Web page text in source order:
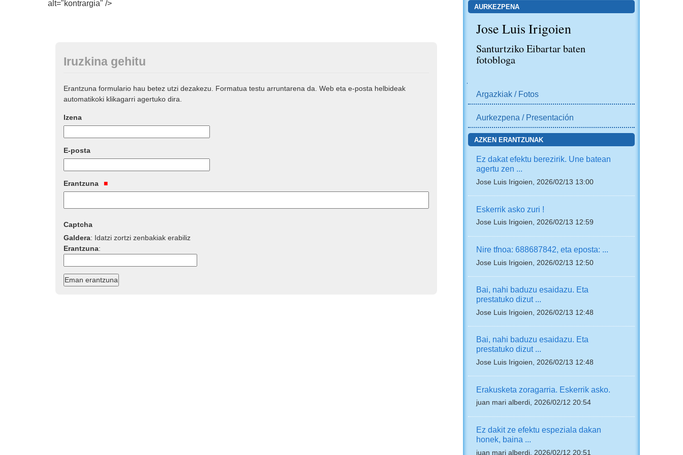
alt="kontrargia" />
Iruzkina gehitu
Erantzuna formulario hau betez utzi dezakezu. Formatua testu arruntarena da. Web eta e-posta helbideak
automatikoki klikagarri agertuko dira.
Izena
E-posta
Erantzuna
Captcha
Galdera: Idatzi zortzi zenbakiak erabiliz
Erantzuna:
AURKEZPENA
Jose Luis Irigoien
Santurtziko Eibartar baten
fotobloga
Argazkiak / Fotos
Aurkezpena / Presentación
AZKEN ERANTZUNAK
Ez dakat efektu berezirik. Une batean
agertu zen ...
Jose Luis Irigoien, 2026/02/13 13:00
Eskerrik asko zuri !
Jose Luis Irigoien, 2026/02/13 12:59
Nire tfnoa: 688687842, eta eposta: ...
Jose Luis Irigoien, 2026/02/13 12:50
Bai, nahi baduzu esaidazu. Eta
prestatuko dizut ...
Jose Luis Irigoien, 2026/02/13 12:48
Bai, nahi baduzu esaidazu. Eta
prestatuko dizut ...
Jose Luis Irigoien, 2026/02/13 12:48
Erakusketa zoragarria. Eskerrik asko.
juan mari alberdi, 2026/02/12 20:54
Ez dakit ze efektu espeziala dakan
honek, baina ...
juan mari alberdi, 2026/02/12 20:51